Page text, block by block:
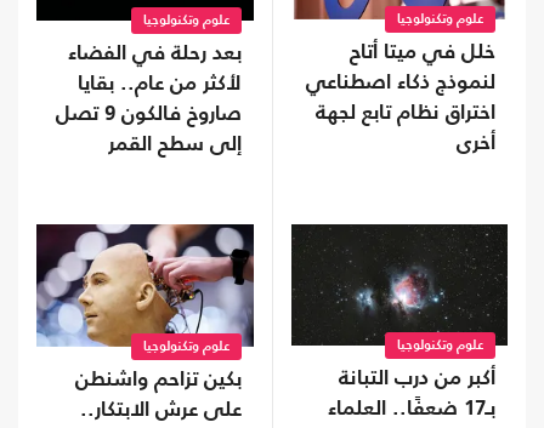
علوم وتكنولوجيا
خلل في ميتا أتاح
لنموذج ذكاء اصطناعي
اختراق نظام تابع لجهة
أخرى
علوم وتكنولوجيا
بعد رحلة في الفضاء
لأكثر من عام.. بقايا
صاروخ فالكون 9 تصل
إلى سطح القمر
علوم وتكنولوجيا
أكبر من درب التبانة
بـ17 ضعفًا.. العلماء
علوم وتكنولوجيا
بكين تزاحم واشنطن
على عرش الابتكار..